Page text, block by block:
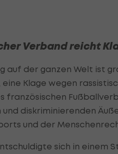
Verband reicht
auf der ganzen Welt ist
eine Klage wegen
französischen
und diskriminierenden
und der
sich in einem